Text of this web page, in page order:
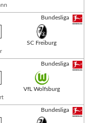
Bundesliga
SC Freiburg
Bundesliga
VfL Wolfsburg
Bundesliga